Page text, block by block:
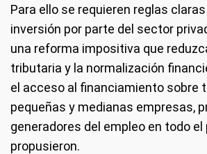
Para ello se requieren reglas
inversión por parte del sector
una reforma impositiva que
tributaria y la normalización
el acceso al financiamiento sobre
pequeñas y medianas empresas,
generadores del empleo en todo el
propusieron.